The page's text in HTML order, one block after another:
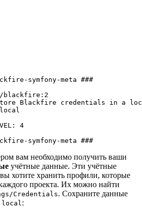
symfony-meta ###
blackfire:2
store Blackfire credentials in a
4
symfony-meta ###
вам необходимо получить ваши
учётные данные. Эти учётные
хотите хранить профили, которые
проекта. Их можно найти
Credentials. Сохраните данные
: